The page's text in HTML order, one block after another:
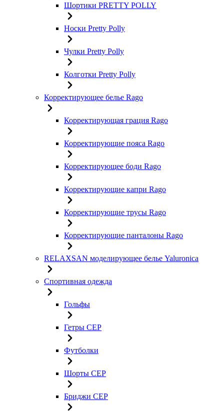
Шортики PRETTY POLLY
Носки Pretty Polly
Чулки Pretty Polly
Колготки Pretty Polly
Корректирующее белье Rago
Корректирующая грация Rago
Корректирующие пояса Rago
Корректирующее боди Rago
Корректирующие капри Rago
Корректирующие трусы Rago
Корректирующие панталоны Rago
RELAXSAN моделирующее белье Yaluroniсa
Спортивная одежда
Гольфы
Гетры CEP
Футболки
Шорты CEP
Бриджи CEP